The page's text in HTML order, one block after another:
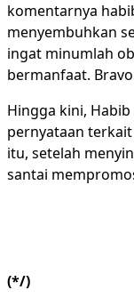
komentarnya
menyembuhkan
ingat minumlah
bermanfaat.
Hingga kini,
pernyataan
itu, setelah
santai
(*/)